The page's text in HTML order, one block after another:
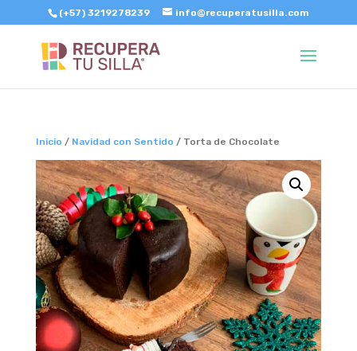
(+57) 3219278239 info@recuperatusilla.com
Inicio / Navidad con Sentido / Torta de Chocolate